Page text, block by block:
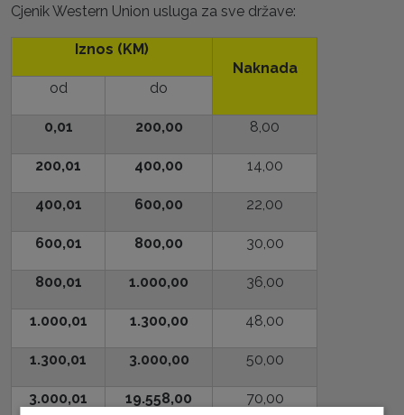
Cjenik Western Union usluga za sve države:
Iznos (KM)
Naknada
od
do
0,01 200,00 8,00
200,01 400,00 14,00
400,01 600,00 22,00
600,01 800,00 30,00
800,01 1.000,00 36,00
1.000,01 1.300,00 48,00
1.300,01 3.000,00 50,00
3.000,01 19.558,00 70,00